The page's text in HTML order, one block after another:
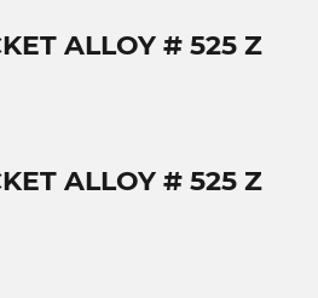
ALLOY # 525 Z
ALLOY # 525 Z